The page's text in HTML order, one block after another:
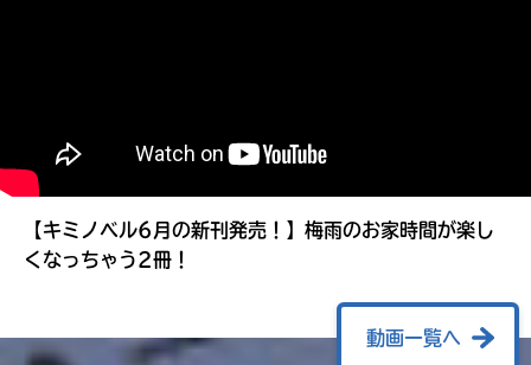
【キミノベル6月の新刊発売！】梅雨のお家時間が楽し
くなっちゃう2冊！
動画一覧へ